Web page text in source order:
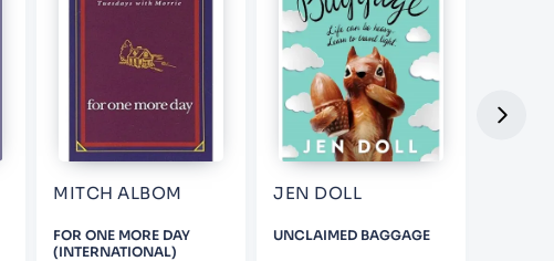
MITCH ALBOM
FOR ONE MORE DAY
(INTERNATIONAL)
JEN DOLL
UNCLAIMED BAGGAGE